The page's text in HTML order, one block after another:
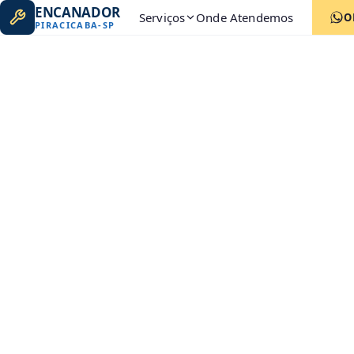
ENCANADOR
PIRACICABA-SP Serviços Onde Atendemos